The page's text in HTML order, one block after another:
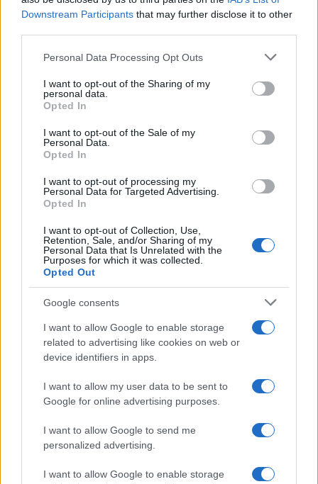
Downstream Participants that may further disclose it to other
Please note that this website/app uses one or more Google
not limited to your visit or usage behaviour. You may click to
grant or deny consent to Google and its third-party tags to
use your data for below specified purposes in below Google
consent section.
Personal Data Processing Opt Outs
I want to opt-out of the Sharing of my
personal data.
Opted In
I want to opt-out of the Sale of my
Personal Data.
Opted In
I want to opt-out of processing my
Personal Data for Targeted Advertising.
Opted In
I want to opt-out of Collection, Use,
Retention, Sale, and/or Sharing of my
Personal Data that Is Unrelated with the
Purposes for which it was collected.
Opted Out
Google consents
I want to allow Google to enable storage
related to advertising like cookies on web or
device identifiers in apps.
I want to allow my user data to be sent to
Google for online advertising purposes.
I want to allow Google to send me
personalized advertising.
I want to allow Google to enable storage
ΑΙΧΜΕΣ: Καλοκαίρι ανατροπών
Είναι ένα Καλοκαίρι μεγάλων ανατροπών. Ορισμένες εξ
σχετίζονται με την προσπάθεια ανακατανομής της ισχύος
και τις φιλοδοξίες των δημοσιογράφων και των
παρουσιαστών. Οι αλλαγές και οι ανατροπές δεν φαίνεται
προκαλέσουν και νέες εκπλήξεις. Διακοπές: Πώς να
αποφύγετε τραγικά […]